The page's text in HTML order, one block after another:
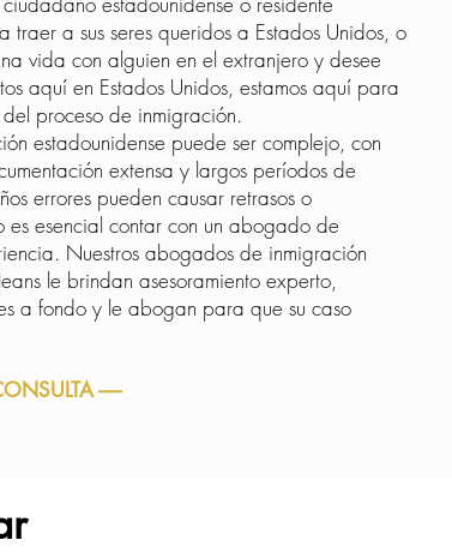
traer a sus seres queridos a Estados Unidos, o
vida con alguien en el extranjero y desee
aquí en Estados Unidos, estamos aquí para
proceso de inmigración.
estadounidense puede ser complejo, con
extensa y largos períodos de
errores pueden causar retrasos o
es esencial contar con un abogado de
Nuestros abogados de inmigración
le brindan asesoramiento experto,
a fondo y le abogan para que su caso
-----